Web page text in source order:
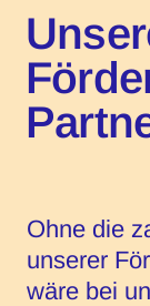
Ohne die
unserer
wäre bei